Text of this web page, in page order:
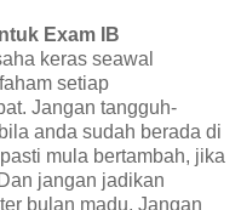
Exam IB
keras seawal
setiap
Jangan tangguh-
anda sudah berada di
mula bertambah, jika
jangan jadikan
bulan madu, Jangan